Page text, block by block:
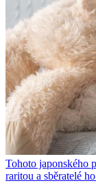
Tohoto japonského
raritou a sběratelé